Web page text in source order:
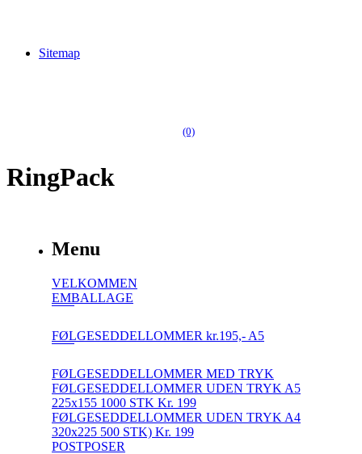
Sitemap
(0)
RingPack
Menu
VELKOMMEN
EMBALLAGE
FØLGESEDDELLOMMER kr.195,- A5
FØLGESEDDELLOMMER MED TRYK
FØLGESEDDELLOMMER UDEN TRYK A5
225x155 1000 STK Kr. 199
FØLGESEDDELLOMMER UDEN TRYK A4
320x225 500 STK) Kr. 199
POSTPOSER